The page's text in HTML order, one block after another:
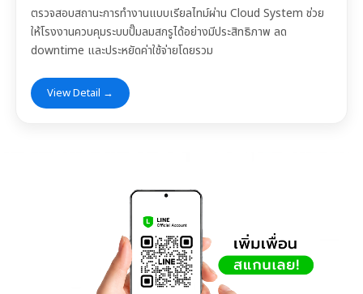
ตรวจสอบสถานะการทำงานแบบเรียลไทม์ผ่าน Cloud System ช่วย
ให้โรงงานควบคุมระบบปั๊มลมสกรูได้อย่างมีประสิทธิภาพ ลด
downtime และประหยัดค่าใช้จ่ายโดยรวม
View Detail →